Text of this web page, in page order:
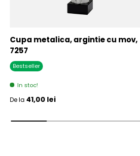
Cupa metalica, argintie cu mov,
7257
Bestseller
In stoc!
Pret initial
De la 41,00 lei